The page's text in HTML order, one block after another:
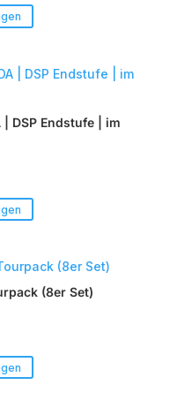
DSP Endstufe | im
(8er Set)